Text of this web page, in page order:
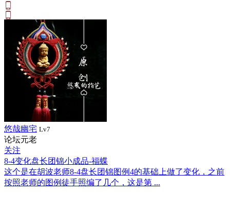
悠哉幽宅 Lv7
论坛元老
关注
8-4变化盘长团锦小成品-福蝶
这个是在胡波老师8-4盘长团锦图例4的基础上做了变化，之前
按照老师的图例徒手照编了几个，这是第 ...